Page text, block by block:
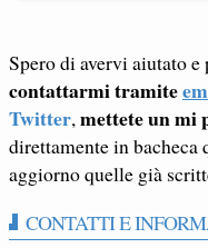
Spero di avervi aiutato e
contattarmi tramite
Twitter,mettete un mi
direttamente in bacheca
aggiorno quelle già
CONTATTI E